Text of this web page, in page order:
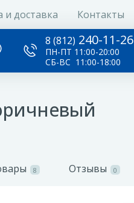
и доставка Контакты
8 (812) 240-11-26
ПН-ПТ 11:00-20:00
СБ-ВС 11:00-18:00
8 Отзывы 0